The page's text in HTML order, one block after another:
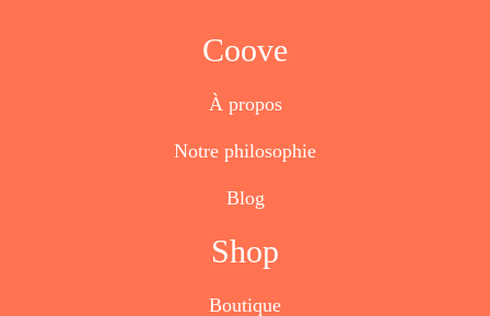
Coove
À propos
Notre philosophie
Blog
Shop
Boutique